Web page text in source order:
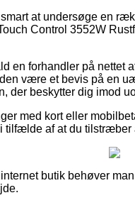
at undersøge en
Control 3552W
en forhandler på nettet
være et bevis på en
der beskytter dig imod
med kort eller
tilfælde af at du tilstræber
butik behøver